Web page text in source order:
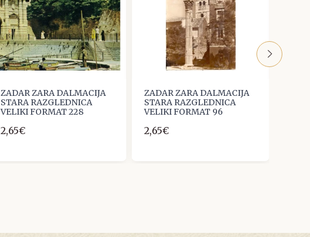
ZADAR ZARA DALMACIJA
STARA RAZGLEDNICA
VELIKI FORMAT 228
2,65€
ZADAR ZARA DALMACIJA
STARA RAZGLEDNICA
VELIKI FORMAT 96
2,65€